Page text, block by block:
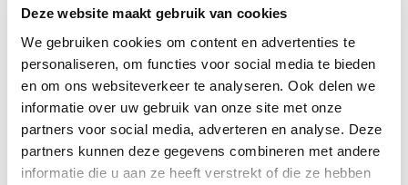
Deze website maakt gebruik van cookies
We gebruiken cookies om content en advertenties te
personaliseren, om functies voor social media te bieden
en om ons websiteverkeer te analyseren. Ook delen we
informatie over uw gebruik van onze site met onze
partners voor social media, adverteren en analyse. Deze
partners kunnen deze gegevens combineren met andere
informatie die u aan ze heeft verstrekt of die ze hebben
Bekijk tarieven voor crematie